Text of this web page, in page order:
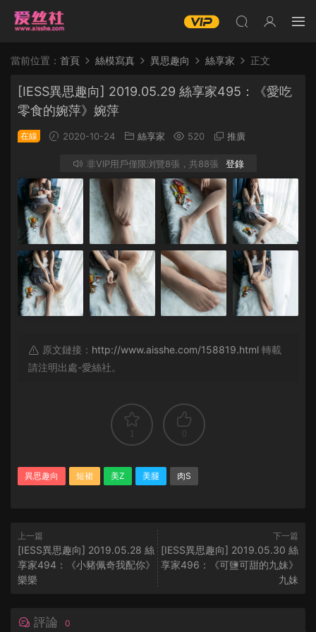
當前位置： 首頁 絲模寫真 異思趣向 絲享家 正文
[IESS異思趣向] 2019.05.29 絲享家495：《愛吃
零食的婉萍》婉萍
在線 2020-10-24 絲享家 520 推廣
非VIP用戶僅限浏覽8張，共88張 登錄
原文鏈接： http://www.aisshe.com/158819.html 轉載
請注明出處-愛絲社。
1 0
異思趣向 短裙 美Z 美腿 肉S
上一篇
[IESS異思趣向] 2019.05.28 絲
享家494：《小豬佩奇我配你》
樂樂
下一篇
[IESS異思趣向] 2019.05.30 絲
享家496：《可鹽可甜的九妹》
九妹
評論 0